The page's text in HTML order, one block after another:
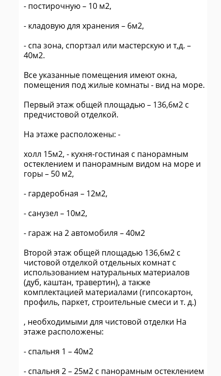
- постирочную – 10 м2,
- кладовую для хранения – 6м2,
- спа зона, спортзал или мастерскую и т,д. –
40м2.
Все указанные помещения имеют окна,
помещения под жилые комнаты - вид на море.
Первый этаж общей площадью – 136,6м2 с
предчистовой отделкой.
На этаже расположены: -
холл 15м2, - кухня-гостиная с панорамным
остеклением и панорамным видом на море и
горы – 50 м2,
- гардеробная – 12м2,
- санузел – 10м2,
- гараж на 2 автомобиля – 40м2
Второй этаж общей площадью 136,6м2 с
чистовой отделкой отдельных комнат с
использованием натуральных материалов
(дуб, каштан, травертин), а также
комплектацией материалами (гипсокартон,
профиль, паркет, строительные смеси и т. д.)
, необходимыми для чистовой отделки На
этаже расположены:
- спальня 1 – 40м2
- спальня 2 – 25м2 с панорамным остеклением